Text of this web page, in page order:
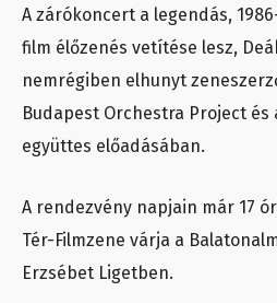
A zárókoncert a legendás,
film élőzenés vetítése lesz,
nemrégiben elhunyt
Budapest Orchestra Project és
együttes előadásában.
A rendezvény napjain már 17
Tér-Filmzene várja a
Erzsébet Ligetben.